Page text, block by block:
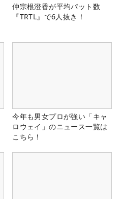
仲宗根澄香が平均パット数
『TRTL』で6人抜き！
今年も男女プロが強い「キャ
ロウェイ」のニュース一覧は
こちら！